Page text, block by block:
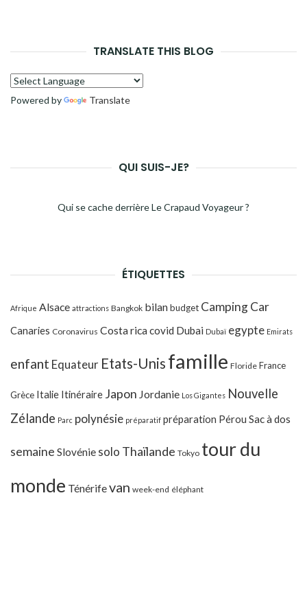
TRANSLATE THIS BLOG
Powered by Translate
QUI SUIS-JE?
Qui se cache derrière Le Crapaud Voyageur ?
ÉTIQUETTES
Afrique Alsace attractions Bangkok bilanbudget Camping Car
Canaries Coronavirus Costa ricacovid Dubai Dubaï egypte Emirats
enfant Equateur Etats-Unis famille Floride France
Grèce Italie Itinéraire Japon Jordanie Los Gigantes Nouvelle
Zélande Parc polynésie préparatif préparation Pérou Sac à dos
semaine Slovénie solo Thaïlande Tokyo tour du
monde Ténérifevan week-end éléphant